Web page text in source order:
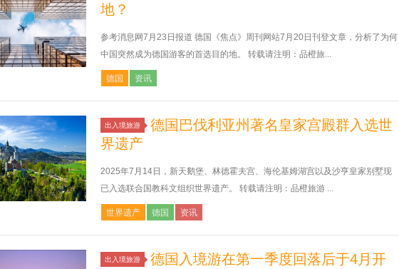
地？
参考消息网7月23日报道 德国《焦点》周刊网站7月20日刊登文章，分析了为何
中国突然成为德国游客的首选目的地。 转载请注明：品橙旅...
德国 资讯
出入境旅游
德国巴伐利亚州著名皇家宫殿群入选世
界遗产
2025年7月14日，新天鹅堡、林德霍夫宫、海伦基姆湖宫以及沙亨皇家别墅现
已入选联合国教科文组织世界遗产。 转载请注明：品橙旅游 ...
世界遗产 德国 资讯
出入境旅游
德国入境游在第一季度回落后于4月开